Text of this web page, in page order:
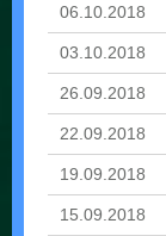
06.10.2018
03.10.2018
26.09.2018
22.09.2018
19.09.2018
15.09.2018